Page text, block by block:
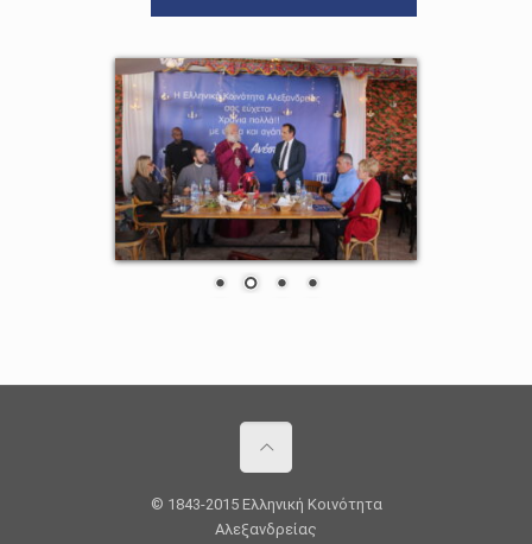
© 1843-2015 Ελληνική Κοινότητα
Αλεξανδρείας